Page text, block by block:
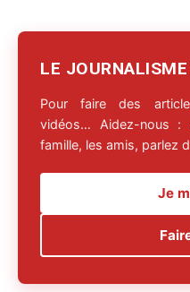
LE
Pour faire des
vidéos… Aidez-nous :
famille, les amis, parlez
Je